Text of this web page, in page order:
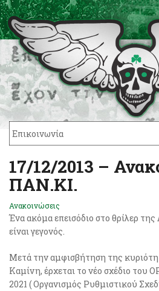
17/12/2013 –
ΠΑΝ.ΚΙ.
Ανακοινώσεις
Ένα ακόμα επεισόδιο στο θρίλερ
είναι γεγονός.
Μετά την αμφισβήτηση της
Καμίνη, έρχεται το νέο σχέδιο του
2021 ( Οργανισμός Ρυθμιστικού